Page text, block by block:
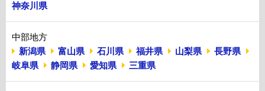
神奈川県
中部地方
新潟県
富山県 石川県 福井県 山梨県
長野県
岐阜県
静岡県 愛知県 三重県